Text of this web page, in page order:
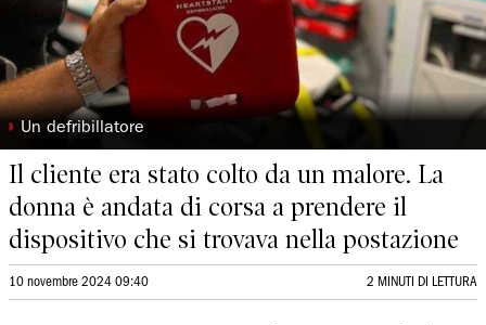
◗ Un defribillatore
Il cliente era stato colto da un malore. La
donna è andata di corsa a prendere il
dispositivo che si trovava nella postazione
10 novembre 2024 09:40 2 MINUTI DI LETTURA